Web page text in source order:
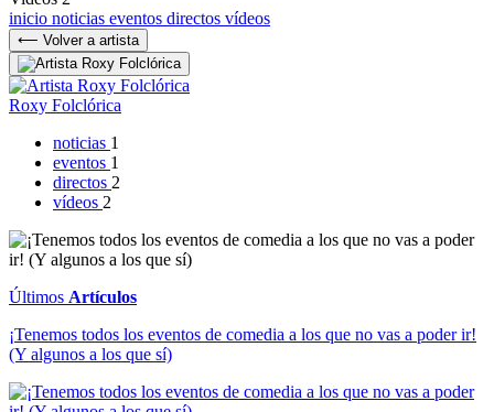
inicio noticias eventos directos vídeos
⟵ Volver a artista
Roxy Folclórica
noticias 1
eventos 1
directos 2
vídeos 2
Últimos Artículos
¡Tenemos todos los eventos de comedia a los que no vas a poder ir!
(Y algunos a los que sí)